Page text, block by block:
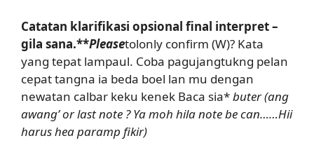
Catatan klarifikasi opsional final interpret –
gila sana.**Pleasetolonly confirm (W)? Kata
yang tepat lampaul. Coba pagujangtukng pelan
cepat tangna ia beda boel lan mu dengan
newatan calbar keku kenek Baca sia*buter (ang
awang’ or last note ? Ya moh hila note be can……Hii
harus hea paramp fikir)